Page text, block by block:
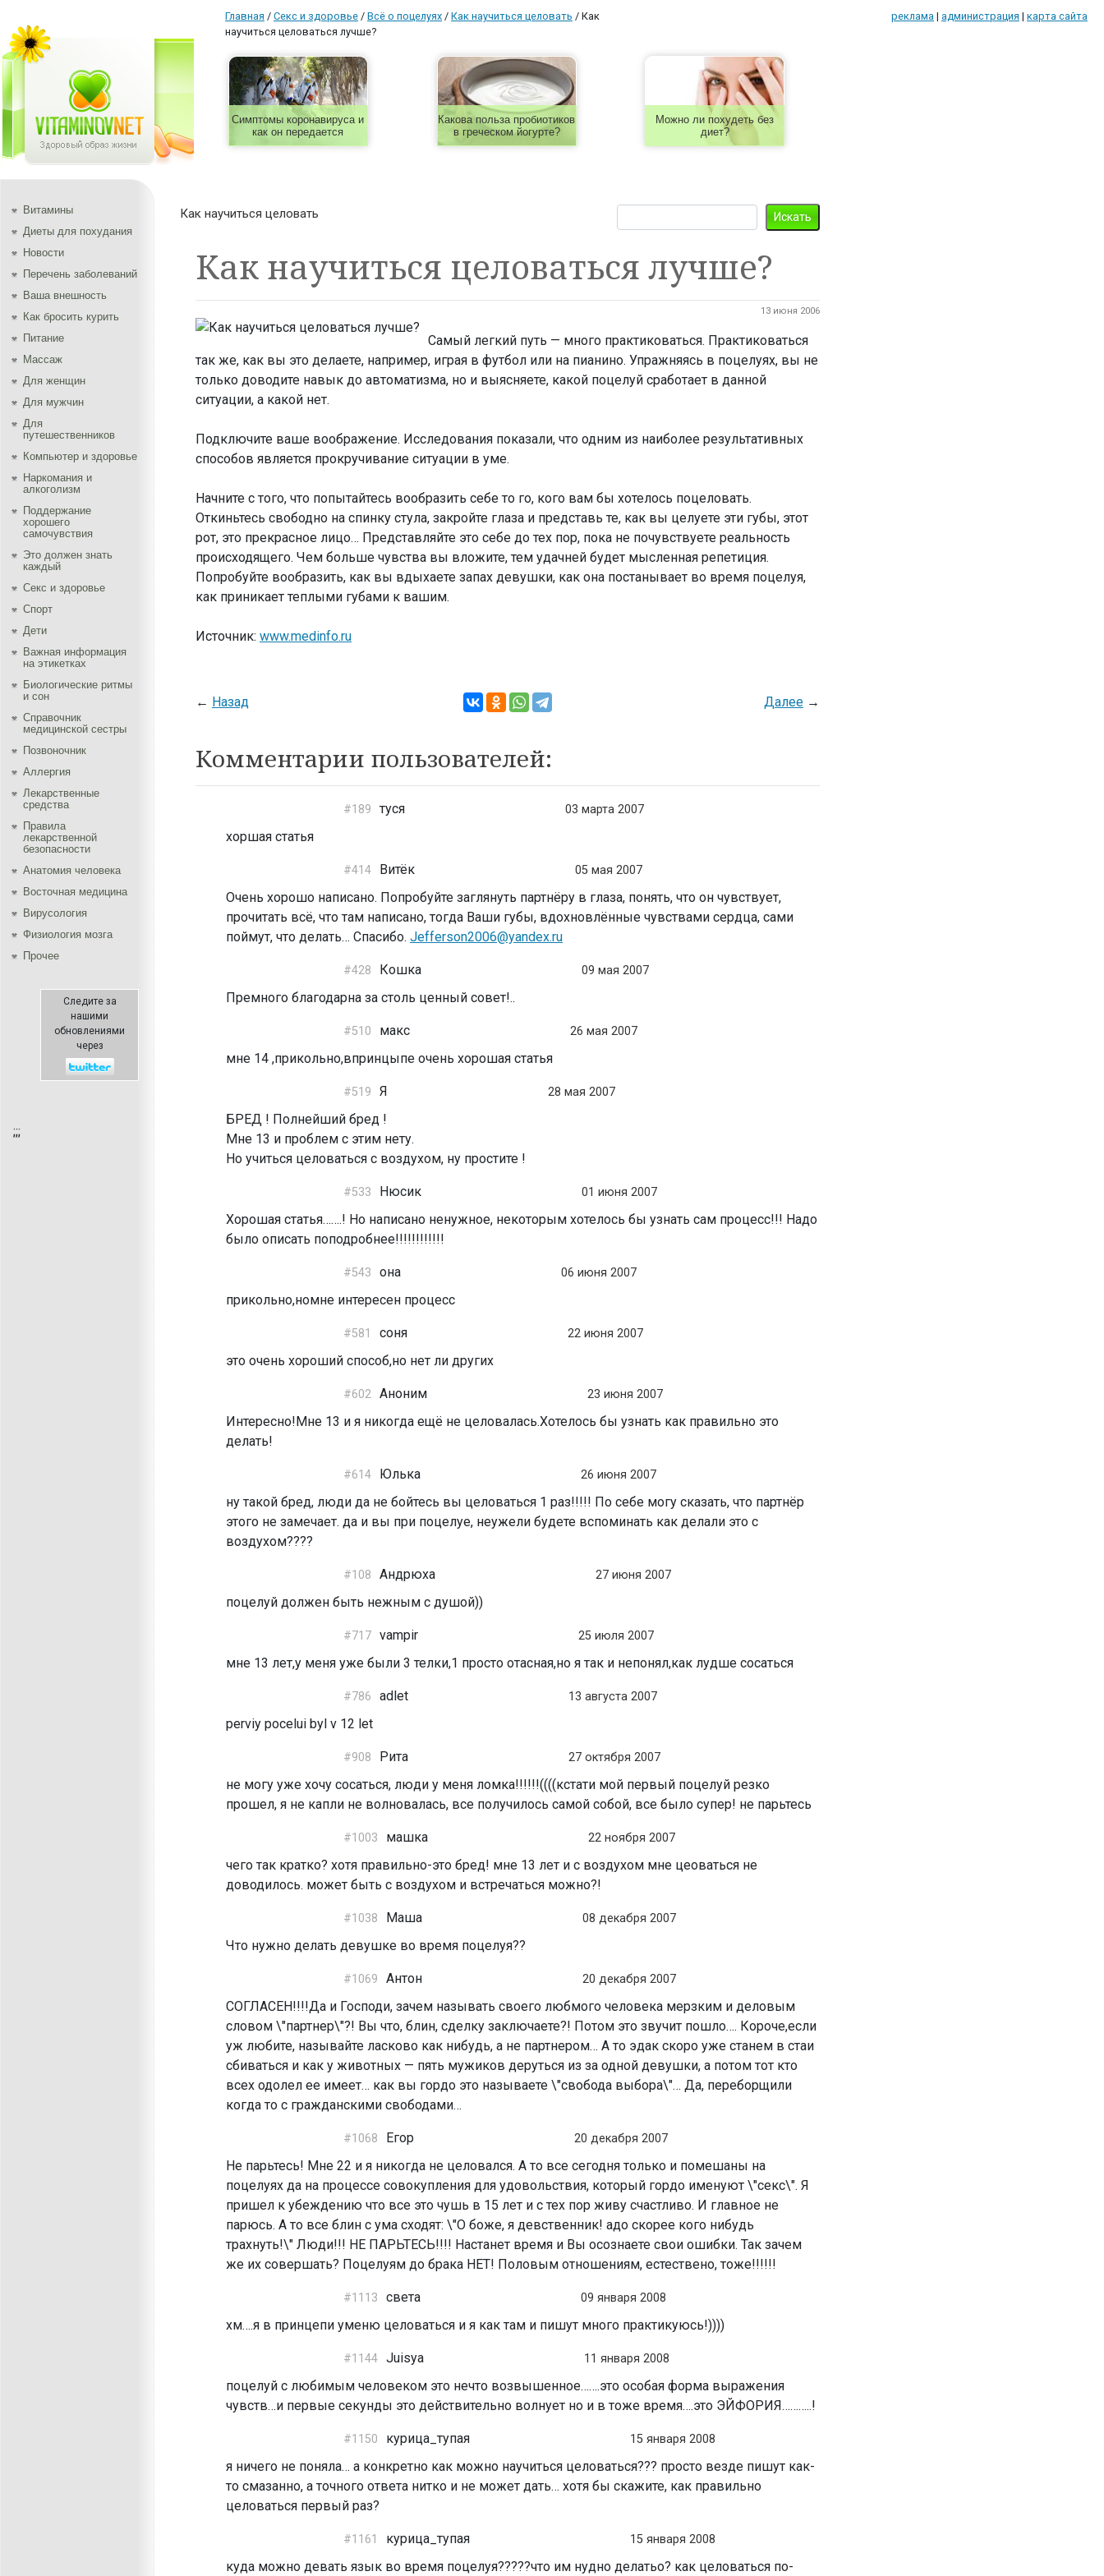
Главная / Секс и здоровье / Всё о поцелуях / Как научиться целовать / Как
научиться целоваться лучше?
реклама | администрация | карта сайта
Симптомы коронавируса и
как он передается
Какова польза пробиотиков
в греческом йогурте?
Можно ли похудеть без
диет?
Витамины
Диеты для похудания
Новости
Перечень заболеваний
Ваша внешность
Как бросить курить
Питание
Массаж
Для женщин
Для мужчин
Для
путешественников
Компьютер и здоровье
Наркомания и
алкоголизм
Поддержание
хорошего
самочувствия
Это должен знать
каждый
Секс и здоровье
Спорт
Дети
Важная информация
на этикетках
Биологические ритмы
и сон
Справочник
медицинской сестры
Позвоночник
Аллергия
Лекарственные
средства
Правила
лекарственной
безопасности
Aнатомия человека
Восточная медицина
Вирусология
Физиология мозга
Прочее
Следите за
нашими
обновлениями
через
;;;
Как научиться целовать
Как научиться целоваться лучше?
13 июня 2006
Самый легкий путь — много практиковаться. Практиковаться
так же, как вы это делаете, например, играя в футбол или на пианино. Упражняясь в поцелуях, вы не
только доводите навык до автоматизма, но и выясняете, какой поцелуй сработает в данной
ситуации, а какой нет.
Подключите ваше воображение. Исследования показали, что одним из наиболее результативных
способов является прокручивание ситуации в уме.
Начните с того, что попытайтесь вообразить себе то го, кого вам бы хотелось поцеловать.
Откиньтесь свободно на спинку стула, закройте глаза и представь те, как вы целуете эти губы, этот
рот, это прекрасное лицо… Представляйте это себе до тех пор, пока не почувствуете реальность
происходящего. Чем больше чувства вы вложите, тем удачней будет мысленная репетиция.
Попробуйте вообразить, как вы вдыхаете запах девушки, как она постанывает во время поцелуя,
как приникает теплыми губами к вашим.
Источник: www.medinfo.ru
← Назад Далее→
Комментарии пользователей:
#189 туся 03 марта 2007
хоршая статья
#414 Витёк 05 мая 2007
Очень хорошо написано. Попробуйте заглянуть партнёру в глаза, понять, что он чувствует,
прочитать всё, что там написано, тогда Ваши губы, вдохновлённые чувствами сердца, сами
поймут, что делать… Спасибо. Jefferson2006@yandex.ru
#428 Кошка 09 мая 2007
Премного благодарна за столь ценный совет!..
#510 макс 26 мая 2007
мне 14 ,прикольно,впринцыпе очень хорошая статья
#519 Я 28 мая 2007
БРЕД ! Полнейший бред !
Мне 13 и проблем с этим нету.
Но учиться целоваться с воздухом, ну простите !
#533 Нюсик 01 июня 2007
Хорошая статья…….! Но написано ненужное, некоторым хотелось бы узнать сам процесс!!! Надо
было описать поподробнее!!!!!!!!!!!!
#543 она 06 июня 2007
прикольно,номне интересен процесс
#581 соня 22 июня 2007
это очень хороший способ,но нет ли других
#602 Аноним 23 июня 2007
Интересно!Мне 13 и я никогда ещё не целовалась.Хотелось бы узнать как правильно это
делать!
#614 Юлька 26 июня 2007
ну такой бред, люди да не бойтесь вы целоваться 1 раз!!!!! По себе могу сказать, что партнёр
этого не замечает. да и вы при поцелуе, неужели будете вспоминать как делали это с
воздухом????
#108 Андрюха 27 июня 2007
поцелуй должен быть нежным с душой))
#717 vampir 25 июля 2007
мне 13 лет,у меня уже были 3 телки,1 просто отасная,но я так и непонял,как лудше сосаться
#786 adlet 13 августа 2007
perviy pocelui byl v 12 let
#908 Рита 27 октября 2007
не могу уже хочу сосаться, люди у меня ломка!!!!!!((((кстати мой первый поцелуй резко
прошел, я не капли не волновалась, все получилось самой собой, все было супер! не парьтесь
#1003 машка 22 ноября 2007
чего так кратко? хотя правильно-это бред! мне 13 лет и с воздухом мне цеоваться не
доводилось. может быть с воздухом и встречаться можно?!
#1038 Маша 08 декабря 2007
Что нужно делать девушке во время поцелуя??
#1069 Антон 20 декабря 2007
СОГЛАСЕН!!!!Да и Господи, зачем называть своего любмого человека мерзким и деловым
словом \"партнер\"?! Вы что, блин, сделку заключаете?! Потом это звучит пошло…. Короче,если
уж любите, называйте ласково как нибудь, а не партнером… А то эдак скоро уже станем в стаи
сбиваться и как у животных — пять мужиков деруться из за одной девушки, а потом тот кто
всех одолел ее имеет… как вы гордо это называете \"свобода выбора\"… Да, переборщили
когда то с гражданскими свободами…
#1068 Егор 20 декабря 2007
Не парьтесь! Мне 22 и я никогда не целовался. А то все сегодня только и помешаны на
поцелуях да на процессе совокупления для удовольствия, который гордо именуют \"секс\". Я
пришел к убеждению что все это чушь в 15 лет и с тех пор живу счастливо. И главное не
парюсь. А то все блин с ума сходят: \"О боже, я девственник! адо скорее кого нибудь
трахнуть!\" Люди!!! НЕ ПАРЬТЕСЬ!!!! Настанет время и Вы осознаете свои ошибки. Так зачем
же их совершать? Поцелуям до брака НЕТ! Половым отношениям, естествено, тоже!!!!!!
#1113 света 09 января 2008
хм….я в принцепи уменю целоваться и я как там и пишут много практикуюсь!))))
#1144 Juisya 11 января 2008
поцелуй с любимым человеком это нечто возвышенное…….это особая форма выражения
чувств…и первые секунды это действительно волнует но и в тоже время….это ЭЙФОРИЯ………..!
#1150 курица_тупая 15 января 2008
я ничего не поняла… а конкретно как можно научиться целоваться??? просто везде пишут как-
то смазанно, а точного ответа нитко и не может дать… хотя бы скажите, как правильно
целоваться первый раз?
#1161 курица_тупая 15 января 2008
куда можно девать язык во время поцелуя?????что им нудно делатьо? как целоваться по-